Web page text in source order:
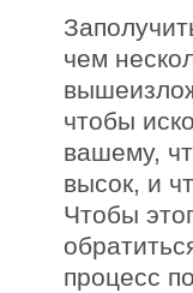
чем
чтобы
вашему,
высок, и
Чтобы
процесс